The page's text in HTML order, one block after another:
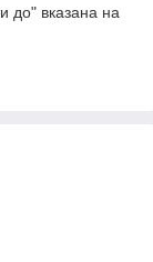
до" вказана на